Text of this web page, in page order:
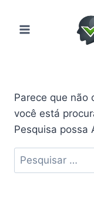
para
Parece que não
você está
Pesquisa possa
Pesquisar
por: